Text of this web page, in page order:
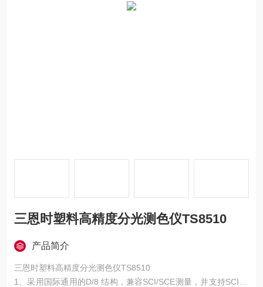
三恩时塑料高精度分光测色仪TS8510
产品简介
三恩时塑料高精度分光测色仪TS8510
1、采用国际通用的D/8 结构，兼容SCI/SCE测量，并支持SCI+S